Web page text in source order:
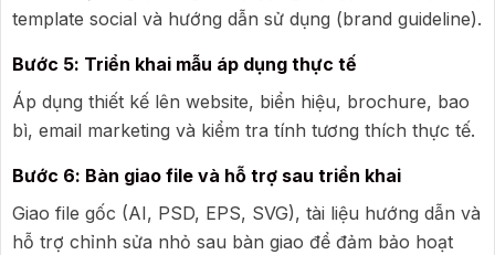
template social và hướng dẫn sử dụng (brand guideline).
Bước 5: Triển khai mẫu áp dụng thực tế
Áp dụng thiết kế lên website, biển hiệu, brochure, bao
bì, email marketing và kiểm tra tính tương thích thực tế.
Bước 6: Bàn giao file và hỗ trợ sau triển khai
Giao file gốc (AI, PSD, EPS, SVG), tài liệu hướng dẫn và
hỗ trợ chỉnh sửa nhỏ sau bàn giao để đảm bảo hoạt